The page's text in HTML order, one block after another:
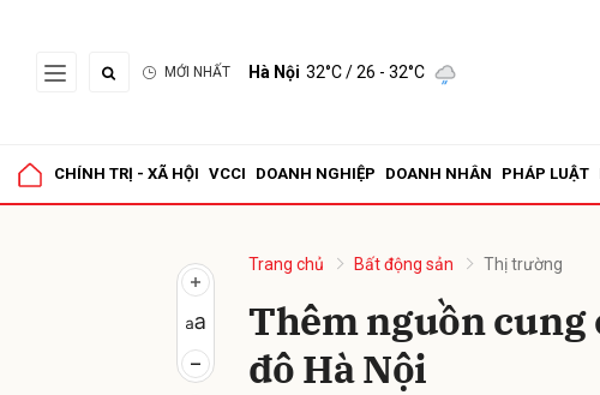
MỚI NHẤT Hà Nội 32°C/ 26 - 32°C
CHÍNH TRỊ - XÃ HỘI VCCI DOANH NGHIỆP DOANH NHÂN PHÁP LUẬT
Trang chủ Bất động sản Thị trường
Thêm nguồn cung
đô Hà Nội